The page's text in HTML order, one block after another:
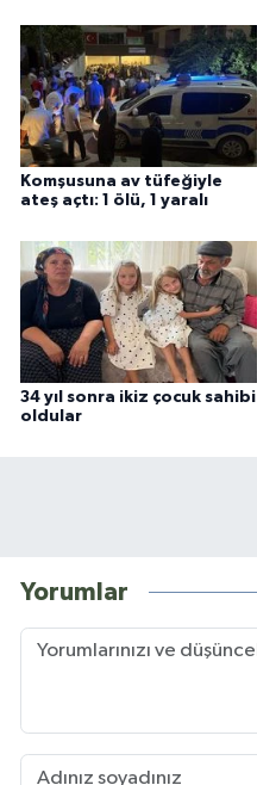
Komşusuna av tüfeğiyle
ateş açtı: 1 ölü, 1 yaralı
34 yıl sonra ikiz çocuk sahibi
oldular
Yorumlar